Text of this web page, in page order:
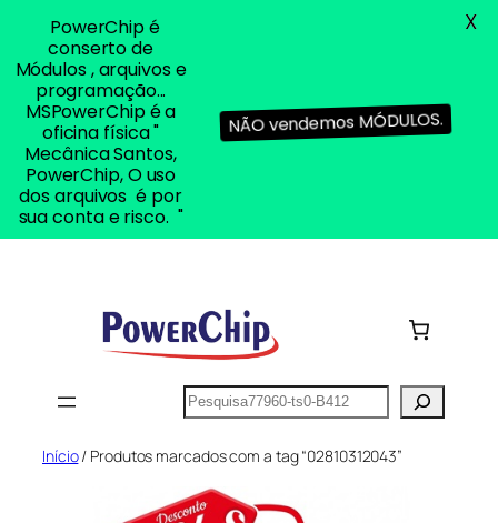
Pesquisar
Início/ Produtos marcados com a tag “02810312043”
PowerChip é
conserto de
Módulos , arquivos e
programação...
MSPowerChip é a
oficina física "
Mecânica Santos,
PowerChip, O uso
dos arquivos é por
sua conta e risco. "
NÃO vendemos MÓDULOS.
X